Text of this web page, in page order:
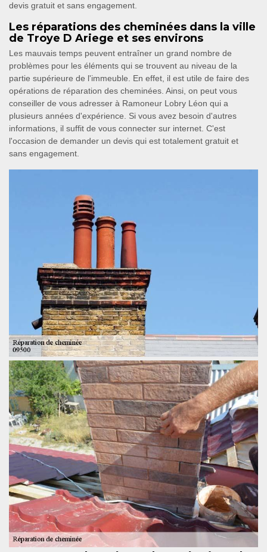
devis gratuit et sans engagement.
Les réparations des cheminées dans la ville
de Troye D Ariege et ses environs
Les mauvais temps peuvent entraîner un grand nombre de
problèmes pour les éléments qui se trouvent au niveau de la
partie supérieure de l'immeuble. En effet, il est utile de faire des
opérations de réparation des cheminées. Ainsi, on peut vous
conseiller de vous adresser à Ramoneur Lobry Léon qui a
plusieurs années d'expérience. Si vous avez besoin d'autres
informations, il suffit de vous connecter sur internet. C'est
l'occasion de demander un devis qui est totalement gratuit et
sans engagement.